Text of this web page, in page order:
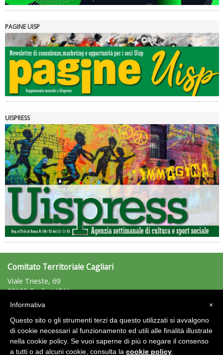
La formazione Uisp rallenta ma prosegue anche in estate
Tiziano Pesce nel Cda di Fondazione Terzjus: prima riunione a
PAGINE UISP
UISPRESS
Comitato Territoriale Cagliari
Viale Trieste, 69
09123 Cagliari (CA)
Tel: +39.328.6415477 - Fax: n.d.
C.F.: 92012220924
Area Riservata 2.0
×
Informativa
Questo sito o gli strumenti terzi da questo utilizzati si avvalgono
di cookie necessari al funzionamento ed utili alle finalità illustrate
nella cookie policy. Se vuoi saperne di più o negare il consenso
a tutti o ad alcuni cookie, consulta la cookie policy